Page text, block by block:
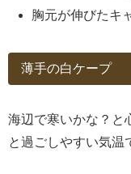
胸元が伸びたキ
薄手の白ケープ
海辺で寒いかな？と
と過ごしやすい気温